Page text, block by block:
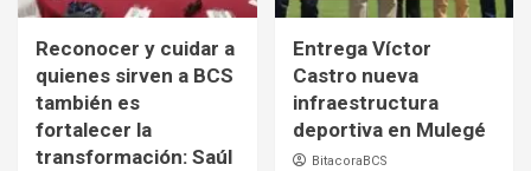
Reconocer y cuidar a
quienes sirven a BCS
también es
fortalecer la
transformación: Saúl
Entrega Víctor
Castro nueva
infraestructura
deportiva en Mulegé
BitacoraBCS